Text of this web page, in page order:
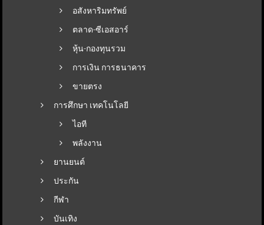
อสังหาริมทรัพย์
ตลาด-ซีเอสอาร์
หุ้น-กองทุนรวม
การเงิน การธนาคาร
ขายตรง
การศึกษา เทคโนโลยี
ไอที
พลังงาน
ยานยนต์
ประกัน
กีฬา
บันเทิง